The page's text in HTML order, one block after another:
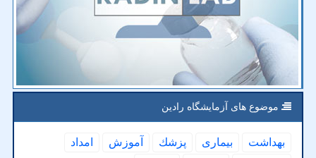
موضوع های آزمایشگاه رادین
بهداشت بیماری پزشك آموزش
امداد